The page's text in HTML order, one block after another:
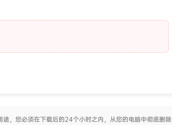
，您必须在下载后的24个小时之内，从您的电脑中彻底删除